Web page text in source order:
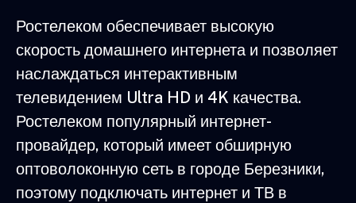
Ростелеком обеспечивает высокую
скорость домашнего интернета и позволяет
наслаждаться интерактивным
телевидением Ultra HD и 4K качества.
Ростелеком популярный интернет-
провайдер, который имеет обширную
оптоволоконную сеть в городе Березники,
поэтому подключать интернет и ТВ в